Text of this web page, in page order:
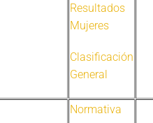
Resultados
Mujeres
Clasificación
General
Normativa